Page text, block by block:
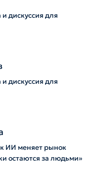
дискуссия для
дискуссия для
ИИ меняет рынок
остаются за людьми»